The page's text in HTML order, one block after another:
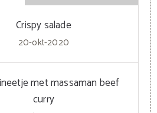
Crispy salade
20-okt-2020
met massaman beef
curry